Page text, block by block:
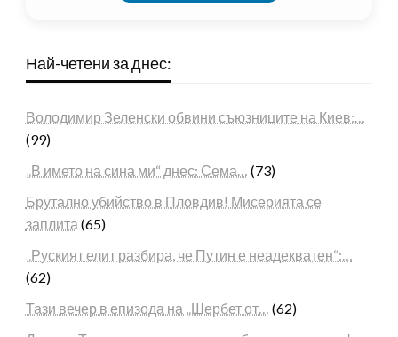
Най-четени за днес:
Володимир Зеленски обвини съюзниците на Киев:…
(99)
„В името на сина ми“ днес: Сема… (73)
Брутално убийство в Пловдив! Мисерията се
заплита (65)
„Руският елит разбира, че Путин е неадекватен“:…
(62)
Тази вечер в епизода на „Шербет от… (62)